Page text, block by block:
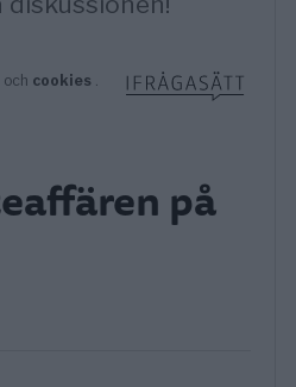
på